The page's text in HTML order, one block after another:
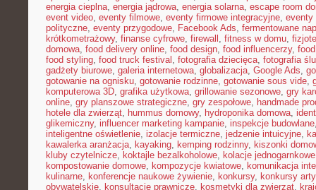
energia cieplna, energia jądrowa, energia solarna, escape room
event video, eventy filmowe, eventy firmowe integracyjne, eventy
polityczne, eventy przygodowe, Facebook Ads, fermentowane
krótkometrażowy, finanse cyfrowe, firewall , fitness w domu,
domowa, food delivery online, food design, food influencerzy,
food styling, food truck festival , fotografia dziecięca, fotografia
gadżety biurowe, galeria internetowa, globalizacja, Google Ads,
gotowanie na ognisku, gotowanie rodzinne, gotowanie sous vide,
komputerowa 3D, grafika użytkowa, grillowanie sezonowe, gry
online, gry planszowe strategiczne, gry zespołowe, handmade
hotele dla zwierząt, hummus domowy, hydroponika domowa,
glikemiczny, influencer marketing kampanie, inspekcje budowlane
inteligentne oświetlenie, izolacje termiczne, jedzenie intuicyjne,
kawalerka aranżacja, kayaking, kemping rodzinny, kiszonki
kluby czytelnicze, koktajle bezalkoholowe, kolacje jednogarnkowe
kompostowanie domowe, kompozycje kwiatowe, komunikacja
kulinarne, konferencje naukowe żywienie, konkursy, konkursy
obywatelskie, konsultacje prawnicze, kosmetyki dla zwierząt,